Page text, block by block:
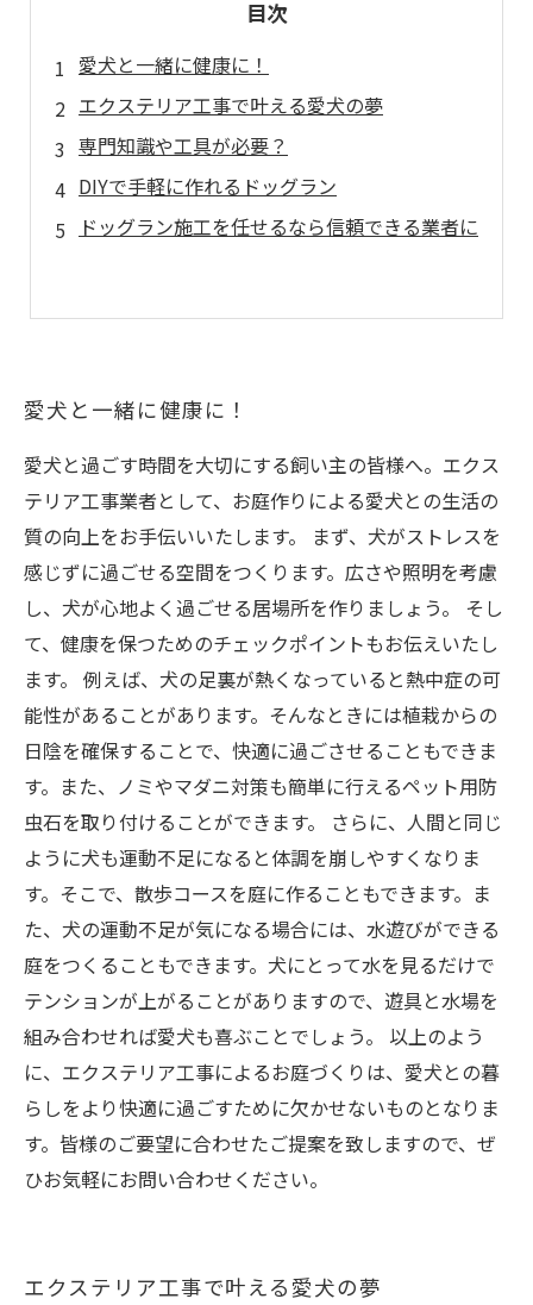
目次
愛犬と一緒に健康に！
エクステリア工事で叶える愛犬の夢
専門知識や工具が必要？
DIYで手軽に作れるドッグラン
ドッグラン施工を任せるなら信頼できる業者に
愛犬と一緒に健康に！
愛犬と過ごす時間を大切にする飼い主の皆様へ。エクス
テリア工事業者として、お庭作りによる愛犬との生活の
質の向上をお手伝いいたします。 まず、犬がストレスを
感じずに過ごせる空間をつくります。広さや照明を考慮
し、犬が心地よく過ごせる居場所を作りましょう。 そし
て、健康を保つためのチェックポイントもお伝えいたし
ます。 例えば、犬の足裏が熱くなっていると熱中症の可
能性があることがあります。そんなときには植栽からの
日陰を確保することで、快適に過ごさせることもできま
す。また、ノミやマダニ対策も簡単に行えるペット用防
虫石を取り付けることができます。 さらに、人間と同じ
ように犬も運動不足になると体調を崩しやすくなりま
す。そこで、散歩コースを庭に作ることもできます。ま
た、犬の運動不足が気になる場合には、水遊びができる
庭をつくることもできます。犬にとって水を見るだけで
テンションが上がることがありますので、遊具と水場を
組み合わせれば愛犬も喜ぶことでしょう。 以上のよう
に、エクステリア工事によるお庭づくりは、愛犬との暮
らしをより快適に過ごすために欠かせないものとなりま
す。皆様のご要望に合わせたご提案を致しますので、ぜ
ひお気軽にお問い合わせください。
エクステリア工事で叶える愛犬の夢